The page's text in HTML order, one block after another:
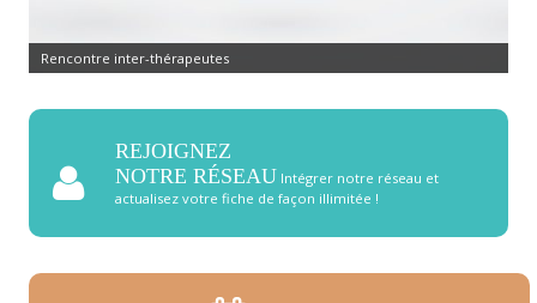
Rencontre inter-thérapeutes
REJOIGNEZ
NOTRE RÉSEAU Intégrer notre réseau et
actualisez votre fiche de façon illimitée !